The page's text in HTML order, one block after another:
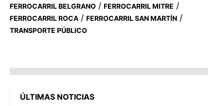
FERROCARRIL BELGRANO / FERROCARRIL MITRE /
FERROCARRIL ROCA / FERROCARRIL SAN MARTÍN /
TRANSPORTE PÚBLICO
ÚLTIMAS NOTICIAS